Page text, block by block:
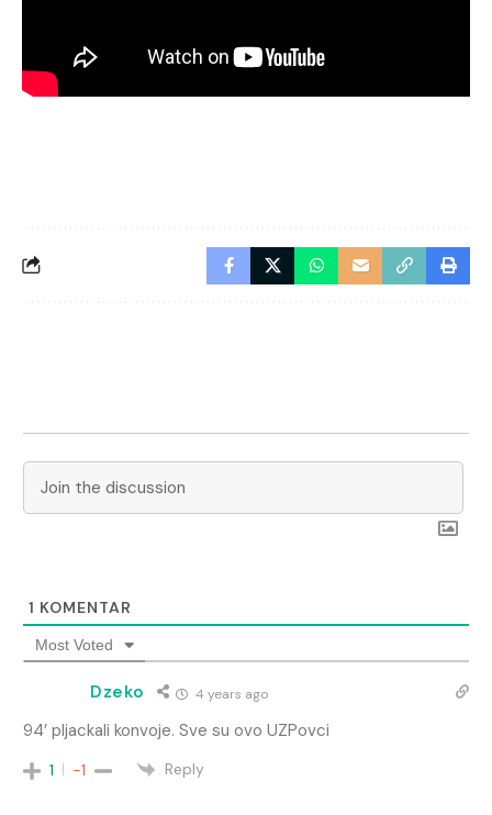
1 KOMENTAR
Most Voted
Dzeko 4 years ago
94’ pljackali konvoje. Sve su ovo UZPovci
1 -1 Reply